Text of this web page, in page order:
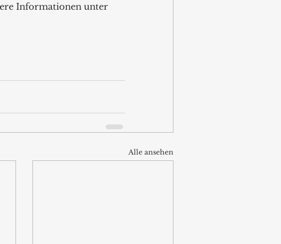
Informationen unter
Alle ansehen